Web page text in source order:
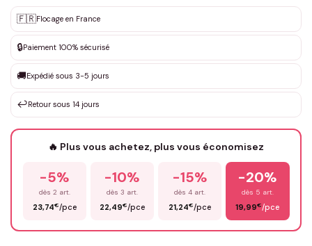
✨ Personnalisation sur mesure
DEVIS GRATUIT · Personnalisation de 3 à 10€ selon la demande
Que souhaitez-vous ?*
Votre texte / idée*
Prénom*
🇫🇷Flocage en France
🔒Paiement 100% sécurisé
🚚Expédié sous 3-5 jours
↩️Retour sous 14 jours
🔥 Plus vous achetez, plus vous économisez
-5%
dès 2 art.
23,74€/pce
-10%
dès 3 art.
22,49€/pce
-15%
dès 4 art.
21,24€/pce
-20%
dès 5 art.
19,99€/pce